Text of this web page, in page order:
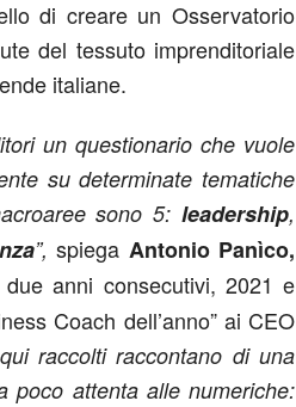
di creare un Osservatorio
del tessuto imprenditoriale
italiane.
un questionario che vuole
su determinate tematiche
sono 5: leadership,
”, spiega Antonio Panìco,
anni consecutivi, 2021 e
Coach dell’anno” ai CEO
raccolti raccontano di una
poco attenta alle numeriche: